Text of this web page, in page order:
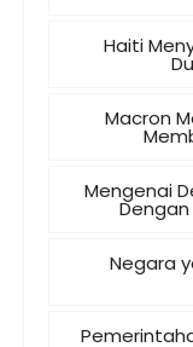
Haiti
Macron
Mengenai
Negara